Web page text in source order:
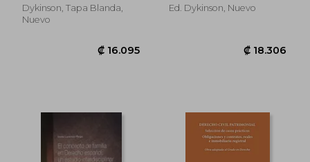
Dykinson, Tapa Blanda,
Nuevo
europeas
Ed. Dykinson, Nuevo